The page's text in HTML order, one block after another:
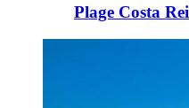
Plage Costa Rei